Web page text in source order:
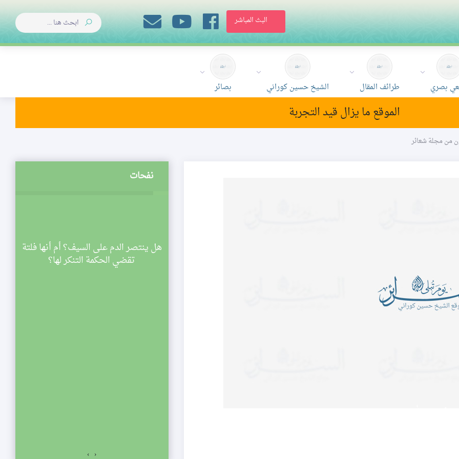
البث المباشر
بصري طرائف المقال الشيخ حسين كوراني بصائر
الموقع ما يزال قيد التجربة
من مجلة شعائر
نفحات
الرَّجبيـــــــــــــــــــــــــــــــــــــــــــــــــــــــــــــــــــــون؟
في شهر رجب قراءة سورة
التوحيد عشرة آلا مرة..
هل ينتصر الدم على السيف؟ أم أنها فلتة
تقضي الحكمة التنكر لها؟
‹
›